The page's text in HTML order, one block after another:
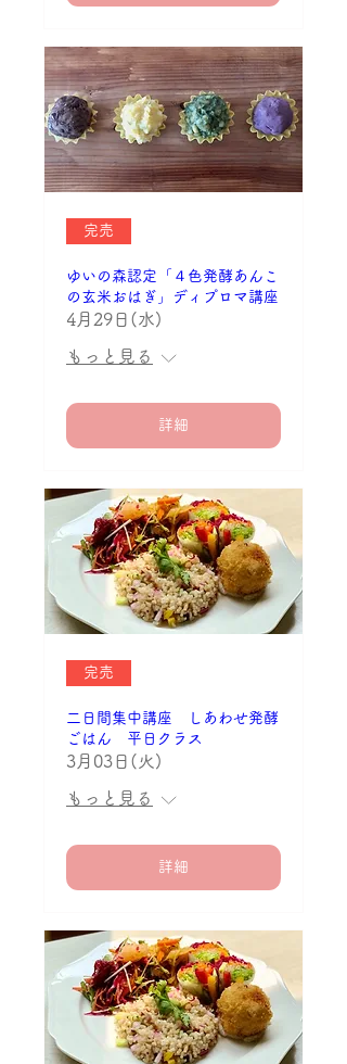
完売
ゆいの森認定「４色発酵あんこ
の玄米おはぎ」ディプロマ講座
4月29日(水)
もっと見る
詳細
完売
二日間集中講座 しあわせ発酵
ごはん 平日クラス
3月03日(火)
もっと見る
詳細